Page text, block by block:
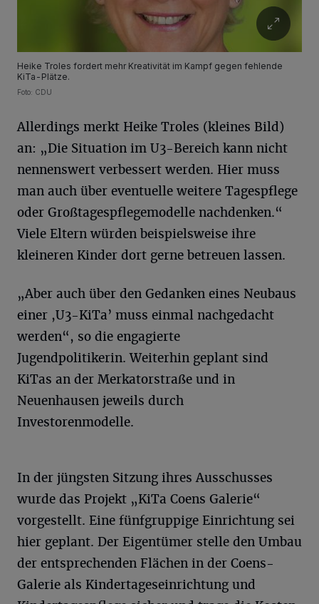
Heike Troles fordert mehr Kreativität im Kampf gegen fehlende
KiTa-Plätze.
Foto: CDU
Allerdings merkt Heike Troles (kleines Bild)
an: „Die Situation im U3-Bereich kann nicht
nennenswert verbessert werden. Hier muss
man auch über eventuelle weitere Tagespflege
oder Großtagespflegemodelle nachdenken.“
Viele Eltern würden beispielsweise ihre
kleineren Kinder dort gerne betreuen lassen.
„Aber auch über den Gedanken eines Neubaus
einer ,U3-KiTa’ muss einmal nachgedacht
werden“, so die engagierte
Jugendpolitikerin. Weiterhin geplant sind
KiTas an der Merkatorstraße und in
Neuenhausen jeweils durch
Investorenmodelle.
In der jüngsten Sitzung ihres Ausschusses
wurde das Projekt „KiTa Coens Galerie“
vorgestellt. Eine fünfgruppige Einrichtung sei
hier geplant. Der Eigentümer stelle den Umbau
der entsprechenden Flächen in der Coens-
Galerie als Kindertageseinrichtung und